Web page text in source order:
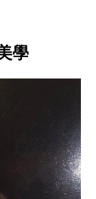
學